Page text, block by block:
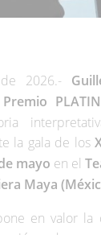
2026.-
Premio
la gala de los
mayo en el
Maya
en valor